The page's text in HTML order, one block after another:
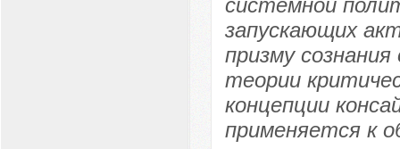
системной
запускающих
призму
теории
концепции
применяется к